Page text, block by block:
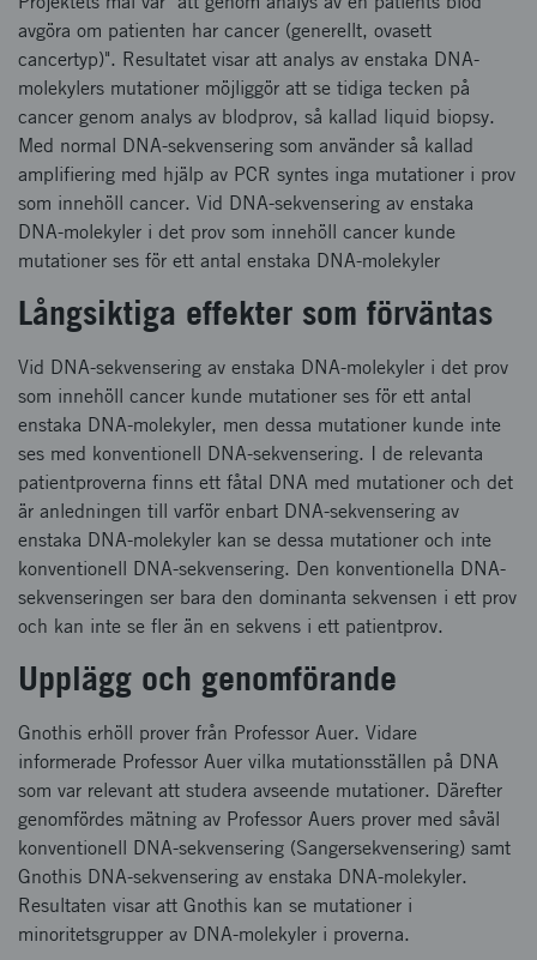
avgöra om patienten har cancer (generellt, ovasett
cancertyp)". Resultatet visar att analys av enstaka DNA-
molekylers mutationer möjliggör att se tidiga tecken på
cancer genom analys av blodprov, så kallad liquid biopsy.
Med normal DNA-sekvensering som använder så kallad
amplifiering med hjälp av PCR syntes inga mutationer i prov
som innehöll cancer. Vid DNA-sekvensering av enstaka
DNA-molekyler i det prov som innehöll cancer kunde
mutationer ses för ett antal enstaka DNA-molekyler
Långsiktiga effekter som förväntas
Vid DNA-sekvensering av enstaka DNA-molekyler i det prov
som innehöll cancer kunde mutationer ses för ett antal
enstaka DNA-molekyler, men dessa mutationer kunde inte
ses med konventionell DNA-sekvensering. I de relevanta
patientproverna finns ett fåtal DNA med mutationer och det
är anledningen till varför enbart DNA-sekvensering av
enstaka DNA-molekyler kan se dessa mutationer och inte
konventionell DNA-sekvensering. Den konventionella DNA-
sekvenseringen ser bara den dominanta sekvensen i ett prov
och kan inte se fler än en sekvens i ett patientprov.
Upplägg och genomförande
Gnothis erhöll prover från Professor Auer. Vidare
informerade Professor Auer vilka mutationsställen på DNA
som var relevant att studera avseende mutationer. Därefter
genomfördes mätning av Professor Auers prover med såväl
konventionell DNA-sekvensering (Sangersekvensering) samt
Gnothis DNA-sekvensering av enstaka DNA-molekyler.
Resultaten visar att Gnothis kan se mutationer i
minoritetsgrupper av DNA-molekyler i proverna.